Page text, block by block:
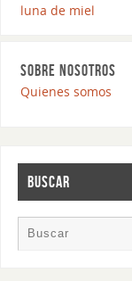
luna de miel
SOBRE NOSOTROS
Quienes somos
BUSCAR